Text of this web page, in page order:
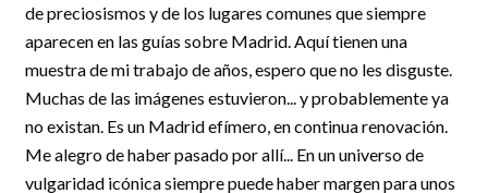
de preciosismos y de los lugares comunes que siempre
aparecen en las guías sobre Madrid. Aquí tienen una
muestra de mi trabajo de años, espero que no les disguste.
Muchas de las imágenes estuvieron... y probablemente ya
no existan. Es un Madrid efímero, en continua renovación.
Me alegro de haber pasado por allí... En un universo de
vulgaridad icónica siempre puede haber margen para unos